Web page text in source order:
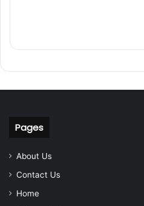
Pages
About Us
Contact Us
Home